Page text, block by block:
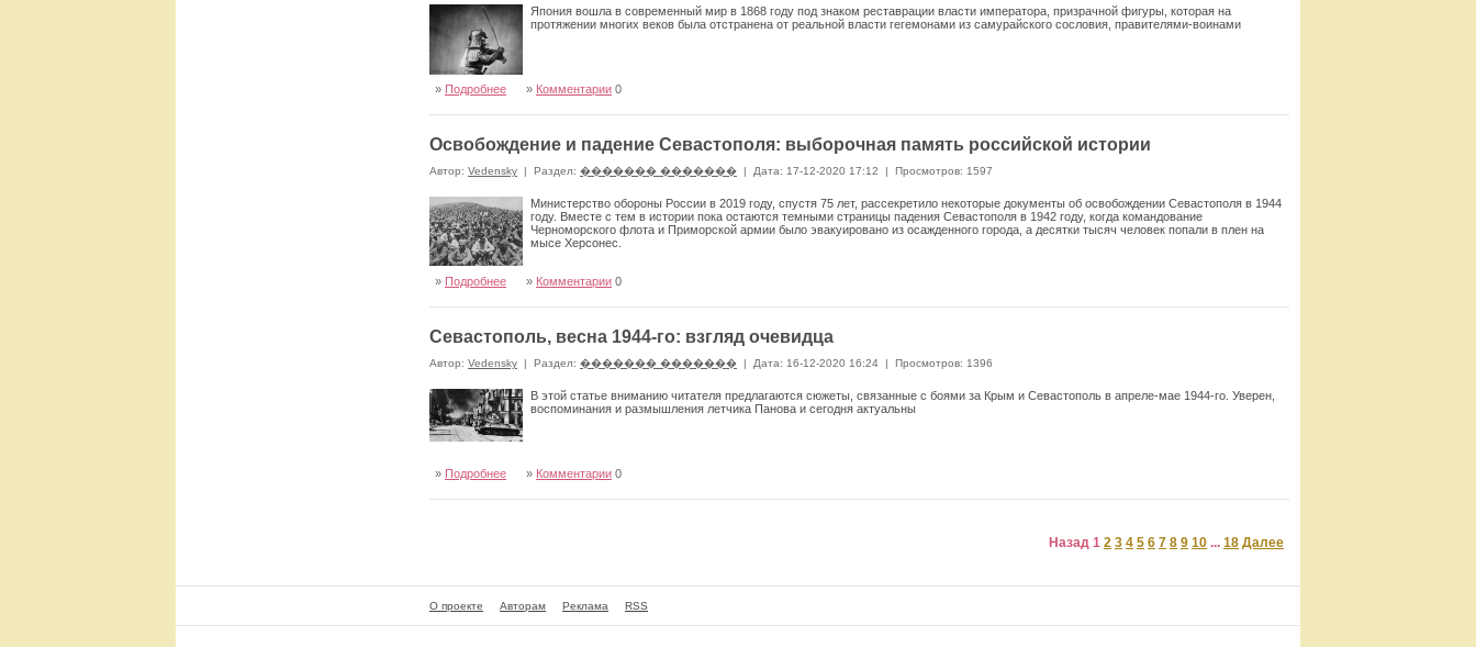
Япония вошла в современный мир в 1868 году под знаком реставрации власти императора, призрачной фигуры, которая на
протяжении многих веков была отстранена от реальной власти гегемонами из самурайского сословия, правителями-воинами
» Подробнее » Комментарии 0
Освобождение и падение Севастополя: выборочная память российской истории
Автор: Vedensky | Раздел: ������� ������� | Дата: 17-12-2020 17:12 | Просмотров: 1597
Министерство обороны России в 2019 году, спустя 75 лет, рассекретило некоторые документы об освобождении Севастополя в 1944
году. Вместе с тем в истории пока остаются темными страницы падения Севастополя в 1942 году, когда командование
Черноморского флота и Приморской армии было эвакуировано из осажденного города, а десятки тысяч человек попали в плен на
мысе Херсонес.
» Подробнее » Комментарии 0
Севастополь, весна 1944-го: взгляд очевидца
Автор: Vedensky | Раздел: ������� ������� | Дата: 16-12-2020 16:24 | Просмотров: 1396
В этой статье вниманию читателя предлагаются сюжеты, связанные с боями за Крым и Севастополь в апреле-мае 1944-го. Уверен,
воспоминания и размышления летчика Панова и сегодня актуальны
» Подробнее » Комментарии 0
Назад 1 2 3 4 5 6 7 8 9 10 ... 18 Далее
О проекте Авторам Реклама RSS